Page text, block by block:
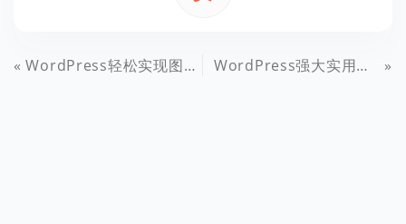
WordPress轻松实现图片缩略图幻灯展示效果的插件推荐 WordPress强大实用的拖拽列表排序插件：WorderbyPress